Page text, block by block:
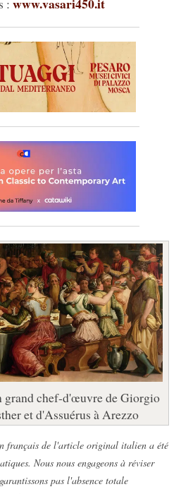
grand chef-d'œuvre de Giorgio
et d'Assuérus à Arezzo
français de l'article original italien a été
Nous nous engageons à réviser
pas l'absence totale